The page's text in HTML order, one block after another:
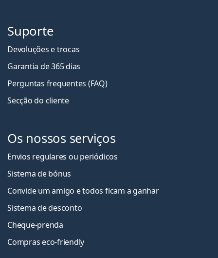
Suporte
Devoluções e trocas
Garantia de 365 dias
Perguntas frequentes (FAQ)
Secção do cliente
Os nossos serviços
Envios regulares ou periódicos
Sistema de bónus
Convide um amigo e todos ficam a ganhar
Sistema de desconto
Cheque-prenda
Compras eco-friendly